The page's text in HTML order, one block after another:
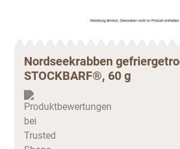
Nordseekrabben
STOCKBARF®, 60 g